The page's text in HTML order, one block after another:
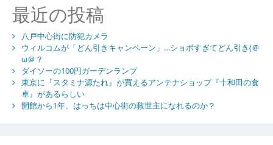
最近の投稿
八戸中心街に防犯カメラ
ウィルコムが「どん引きキャンペーン」…ショボすぎてどん引き(＠
ω＠？
ダイソーの100円ガーデンランプ
東京に『スタミナ源たれ』が買えるアンテナショップ『十和田の食
卓』があるらしい
開館から1年、はっちは中心街の救世主になれるのか？